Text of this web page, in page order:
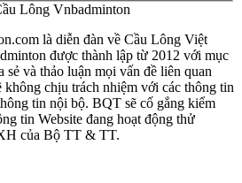
Lông Vnbadminton
là diễn đàn về Cầu Lông Việt
được thành lập từ 2012 với mục
và thảo luận mọi vấn đề liên quan
không chịu trách nhiệm với các thông tin
tin nội bộ. BQT sẽ cố gắng kiểm
tin Website đang hoạt động thử
của Bộ TT & TT.